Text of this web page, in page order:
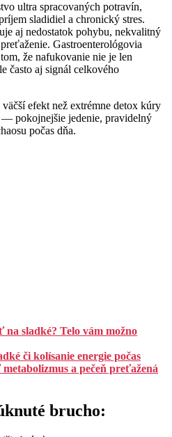
ultra spracovaných potravín,
sladidiel a chronický stres.
aj nedostatok pohybu, nekvalitný
Gastroenterológovia
že nafukovanie nie je len
často aj signál celkového
efekt než extrémne detox kúry
— pokojnejšie jedenie, pravidelný
počas dňa.
na sladké? Telo vám možno
či kolísanie energie počas
a pečeň preťažená
brucho: